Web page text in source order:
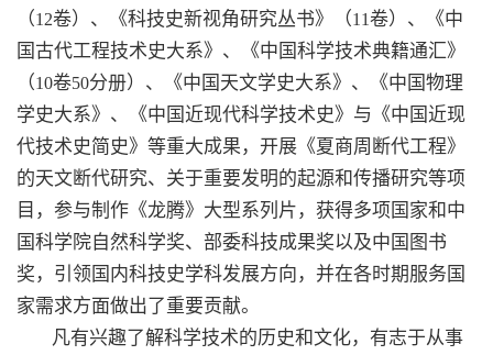
（12卷）、《科技史新视角研究丛书》（11卷）、《中
国古代工程技术史大系》、《中国科学技术典籍通汇》
（10卷50分册）、《中国天文学史大系》、《中国物理
学史大系》、《中国近现代科学技术史》与《中国近现
代技术史简史》等重大成果，开展《夏商周断代工程》
的天文断代研究、关于重要发明的起源和传播研究等项
目，参与制作《龙腾》大型系列片，获得多项国家和中
国科学院自然科学奖、部委科技成果奖以及中国图书
奖，引领国内科技史学科发展方向，并在各时期服务国
家需求方面做出了重要贡献。
凡有兴趣了解科学技术的历史和文化，有志于从事